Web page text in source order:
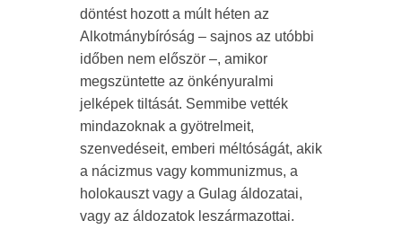
döntést hozott a múlt héten az
Alkotmánybíróság – sajnos az utóbbi
időben nem először –, amikor
megszüntette az önkényuralmi
jelképek tiltását. Semmibe vették
mindazoknak a gyötrelmeit,
szenvedéseit, emberi méltóságát, akik
a nácizmus vagy kommunizmus, a
holokauszt vagy a Gulag áldozatai,
vagy az áldozatok leszármazottai.